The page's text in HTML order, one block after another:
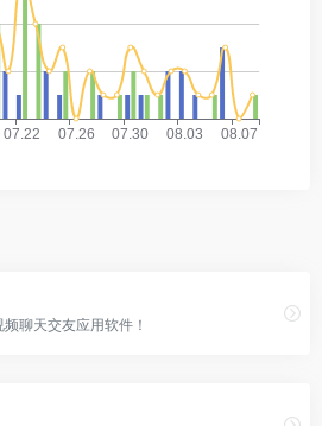
聊天交友应用软件！